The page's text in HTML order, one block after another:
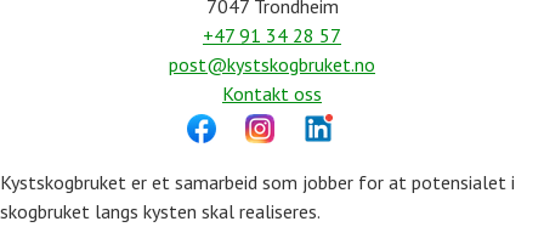
7047 Trondheim
+47 91 34 28 57
post@kystskogbruket.no
Kontakt oss
Kystskogbruket er et samarbeid som jobber for at potensialet i
skogbruket langs kysten skal realiseres.